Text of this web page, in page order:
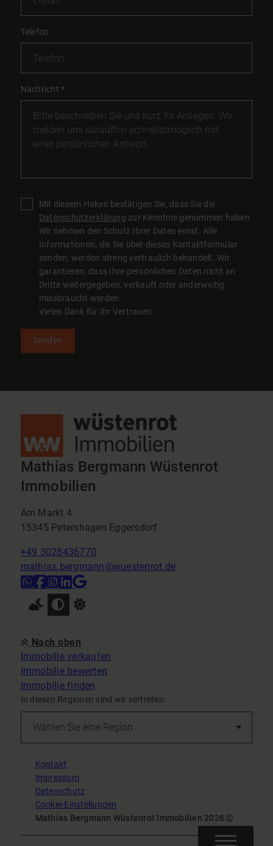
Telefon
Nachricht*
Mit diesem Haken bestätigen Sie, dass Sie die
Datenschutzerklärung zur Kenntnis genommen haben.
Wir nehmen den Schutz Ihrer Daten ernst. Alle
Informationen, die Sie über dieses Kontaktformular
senden, werden streng vertraulich behandelt. Wir
garantieren, dass Ihre persönlichen Daten nicht an
Dritte weitergegeben, verkauft oder anderweitig
missbraucht werden.
Vielen Dank für Ihr Vertrauen.
Senden
Mathias Bergmann Wüstenrot
Immobilien
Am Markt 4
15345 Petershagen Eggersdorf
+49 3028436770
mathias.bergmann@wuestenrot.de
In diesen Regionen sind wir vertreten:
Nach oben
Immobilie verkaufen
Immobilie bewerten
Immobilie finden
Kontakt
Impressum
Datenschutz
Cookie-Einstellungen
Mathias Bergmann Wüstenrot Immobilien 2026